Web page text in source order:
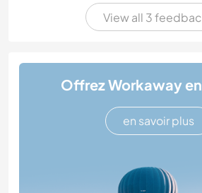
View all 3
Offrez Workaway
en savoir plus